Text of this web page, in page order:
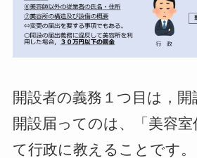
開設者の義務１つ目は，開
開設届ってのは、「美容室
て行政に教えることです。